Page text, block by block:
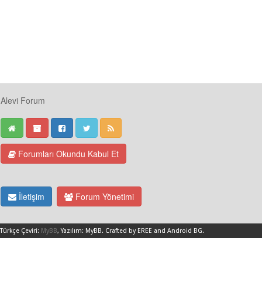
Alevi Forum
Forumları Okundu Kabul Et
İletişim Forum Yönetimi
Türkçe Çeviri: MyBB, Yazılım: MyBB. Crafted by EREE and Android BG.